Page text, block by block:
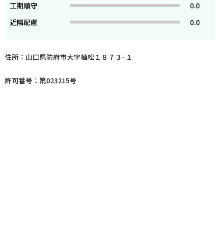
工期順守
0.0
近隣配慮
0.0
住所：山口県防府市大字植松１８７３−１
許可番号：第023215号